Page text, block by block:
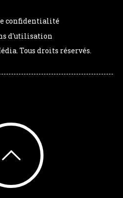
confidentialité
d'utilisation
Tous droits réservés.